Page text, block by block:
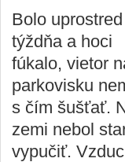
Bolo uprostred
týždňa a hoci
fúkalo, vietor
parkovisku
s čím šušťať.
zemi nebol
vypučiť.